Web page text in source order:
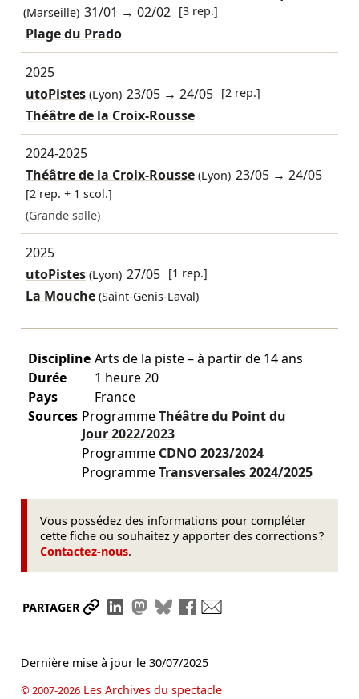
(Marseille) 31/01 →02/02 [3 rep.]
Plage du Prado
2025
utoPistes(Lyon) 23/05 →24/05 [2 rep.]
Théâtre de la Croix-Rousse
2024-2025
Théâtre de la Croix-Rousse(Lyon) 23/05 →24/05
[2 rep. + 1 scol.]
(Grande salle)
2025
utoPistes(Lyon) 27/05 [1 rep.]
La Mouche (Saint-Genis-Laval)
Discipline Arts de la piste – à partir de 14 ans
Durée
1 heure 20
Pays
France
Sources ProgrammeThéâtre du Point du
Jour2022/2023
Programme CDNO 2023/2024
ProgrammeTransversales2024/2025
Vous possédez des informations pour compléter
cette fiche ou souhaitez y apporter des corrections ?
Contactez-nous.
PARTAGER Partager le lien
Partager sur LinkedIn
Partager sur Mastodon
Partager sur Bluesky
Partager sur Facebook
Dernière mise à jour le 30/07/2025
© 2007-2026Les Archives du spectacle